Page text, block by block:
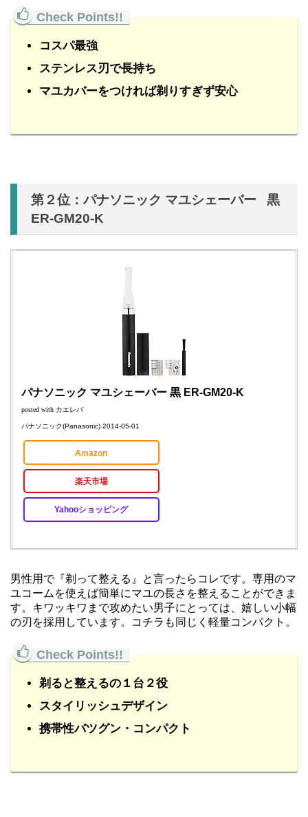
コスパ最強
ステンレス刃で長持ち
マユカバーをつければ剃りすぎず安心
第２位：パナソニック マユシェーバー 黒
ER-GM20-K
パナソニック マユシェーバー 黒 ER-GM20-K
posted with カエレバ
パナソニック(Panasonic) 2014-05-01
Amazon
楽天市場
Yahooショッピング
男性用で『剃って整える』と言ったらコレです。専用のマ
ユコームを使えば簡単にマユの長さを整えることができま
す。キワッキワまで攻めたい男子にとっては、嬉しい小幅
の刃を採用しています。コチラも同じく軽量コンパクト。
剃ると整えるの１台２役
スタイリッシュデザイン
携帯性バツグン・コンパクト